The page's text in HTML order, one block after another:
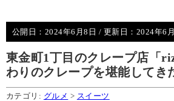
公開日： 2024年6月8日 / 更新日： 2024年6
東金町1丁目のクレープ店「
わりのクレープを堪能してき
カテゴリ: グルメ > スイーツ